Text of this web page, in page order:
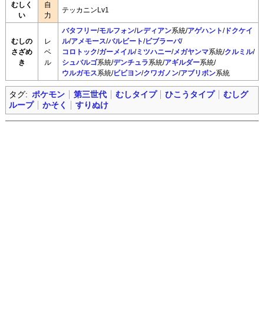
むしく
い
自
力
テッカニンLv1
むしの
さざめ
き
レ
ベ
ル
バタフリー/モルフォン/レディアン系統/アゲハント/ドクケイ
ル/アメモース/バルビート/ビブラーバ/
コロトック/ガーメイル/ミツハニー/メガヤンマ系統/クルミル/
シュバルゴ系統/デンチュラ系統/アギルダー系統/
ウルガモス系統/ビビヨン/クワガノン/アブリボン系統
タグ: ポケモン 第三世代 むしタイプ ひこうタイプ
むしグ
ループ
かそく すりぬけ